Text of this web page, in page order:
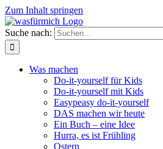
Zum Inhalt springen
Suche nach:
Was machen
Do-it-yourself für Kids
Do-it-yourself mit Kids
Easypeasy do-it-yourself
DAS machen wir heute
Ein Buch – eine Idee
Hurra, es ist Frühling
Ostern